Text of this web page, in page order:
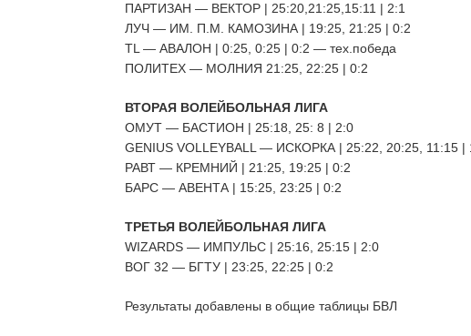
ПАРТИЗАН — ВЕКТОР | 25:20,21:25,15:11 | 2:1
ЛУЧ — ИМ. П.М. КАМОЗИНА | 19:25, 21:25 | 0:2
TL — АВАЛОН | 0:25, 0:25 | 0:2 — тех.победа
ПОЛИТЕХ — МОЛНИЯ 21:25, 22:25 | 0:2
ВТОРАЯ ВОЛЕЙБОЛЬНАЯ ЛИГА
ОМУТ — БАСТИОН | 25:18, 25: 8 | 2:0
GENIUS VOLLEYBALL — ИСКОРКА | 25:22, 20:25, 11:15 |
РАВТ — КРЕМНИЙ | 21:25, 19:25 | 0:2
БАРС — АВЕНТА | 15:25, 23:25 | 0:2
ТРЕТЬЯ ВОЛЕЙБОЛЬНАЯ ЛИГА
WIZARDS — ИМПУЛЬС | 25:16, 25:15 | 2:0
ВОГ 32 — БГТУ | 23:25, 22:25 | 0:2
Результаты добавлены в общие таблицы БВЛ